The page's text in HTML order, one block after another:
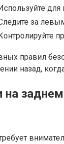
для
за
правил
назад,
на